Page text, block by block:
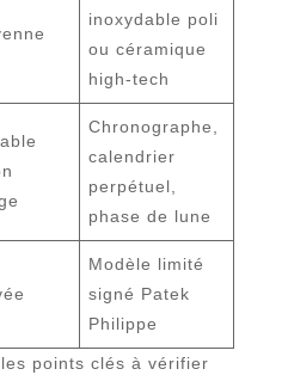
inoxydable poli
ou céramique
high-tech
Chronographe,
calendrier
perpétuel,
phase de lune
Modèle limité
signé Patek
Philippe
points clés à vérifier